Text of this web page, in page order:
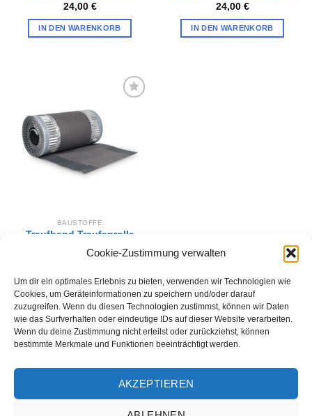
Cookie-Zustimmung verwalten
Um dir ein optimales Erlebnis zu bieten, verwenden wir Technologien wie
Cookies, um Geräteinformationen zu speichern und/oder darauf
zuzugreifen. Wenn du diesen Technologien zustimmst, können wir Daten
wie das Surfverhalten oder eindeutige IDs auf dieser Website verarbeiten.
Wenn du deine Zustimmung nicht erteilst oder zurückziehst, können
bestimmte Merkmale und Funktionen beeinträchtigt werden.
AKZEPTIEREN
24,00 €
IN DEN WARENKORB
24,00 €
IN DEN WARENKORB
Wunschliste
hinzufügen
BAUSTOFFE
Traufband Traufenrolle
Aluminium 300mm
Anthrazit
IN DEN WARENKORB